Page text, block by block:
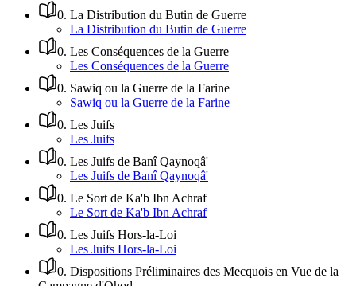
0. La Distribution du Butin de Guerre
La Distribution du Butin de Guerre
0. Les Conséquences de la Guerre
Les Conséquences de la Guerre
0. Sawiq ou la Guerre de la Farine
Sawiq ou la Guerre de la Farine
0. Les Juifs
Les Juifs
0. Les Juifs de Banî Qaynoqâ'
Les Juifs de Banî Qaynoqâ'
0. Le Sort de Ka'b Ibn Achraf
Le Sort de Ka'b Ibn Achraf
0. Les Juifs Hors-la-Loi
Les Juifs Hors-la-Loi
0. Dispositions Préliminaires des Mecquois en Vue de la